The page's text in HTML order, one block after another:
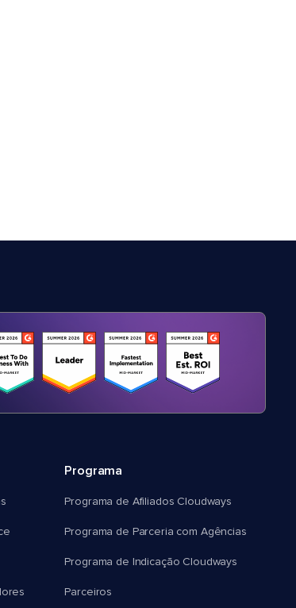
Programa
Programa de Afiliados Cloudways
Programa de Parceria com Agências
Programa de Indicação Cloudways
Parceiros